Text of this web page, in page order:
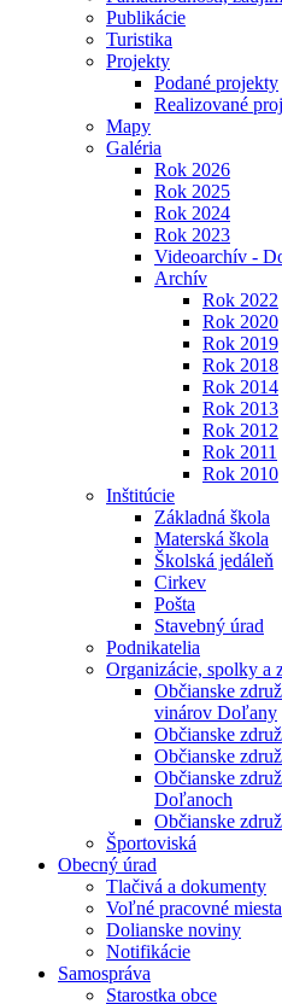
Publikácie
Turistika
Projekty
Podané projekty
Realizované
Mapy
Galéria
Rok 2026
Rok 2025
Rok 2024
Rok 2023
Videoarchív -
Archív
Rok 2022
Rok 2020
Rok 2019
Rok 2018
Rok 2014
Rok 2013
Rok 2012
Rok 2011
Rok 2010
Inštitúcie
Základná škola
Materská škola
Školská jedáleň
Cirkev
Pošta
Stavebný úrad
Podnikatelia
Organizácie, spolky a
Občianske
vinárov Doľany
Občianske
Občianske
Občianske
Doľanoch
Občianske
Športoviská
Obecný úrad
Tlačivá a dokumenty
Voľné pracovné miesta
Dolianske noviny
Notifikácie
Samospráva
Starostka obce